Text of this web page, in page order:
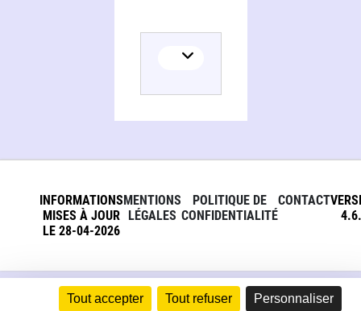
Tout accepter Tout refuser Personnaliser
INFORMATIONS
MISES À JOUR
LE 28-04-2026
MENTIONS
LÉGALES
POLITIQUE DE
CONFIDENTIALITÉ
CONTACT